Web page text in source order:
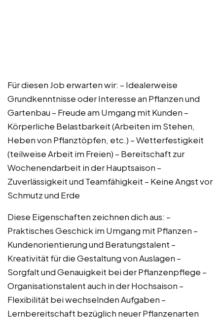
Für diesen Job erwarten wir: – Idealerweise
Grundkenntnisse oder Interesse an Pflanzen und
Gartenbau – Freude am Umgang mit Kunden –
Körperliche Belastbarkeit (Arbeiten im Stehen,
Heben von Pflanztöpfen, etc.) – Wetterfestigkeit
(teilweise Arbeit im Freien) – Bereitschaft zur
Wochenendarbeit in der Hauptsaison –
Zuverlässigkeit und Teamfähigkeit – Keine Angst vor
Schmutz und Erde
Diese Eigenschaften zeichnen dich aus: –
Praktisches Geschick im Umgang mit Pflanzen –
Kundenorientierung und Beratungstalent –
Kreativität für die Gestaltung von Auslagen –
Sorgfalt und Genauigkeit bei der Pflanzenpflege –
Organisationstalent auch in der Hochsaison –
Flexibilität bei wechselnden Aufgaben –
Lernbereitschaft bezüglich neuer Pflanzenarten